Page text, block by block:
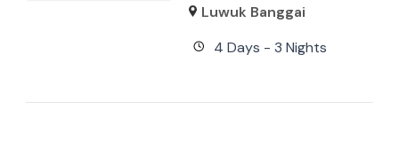
Luwuk Banggai
4 Days - 3 Nights